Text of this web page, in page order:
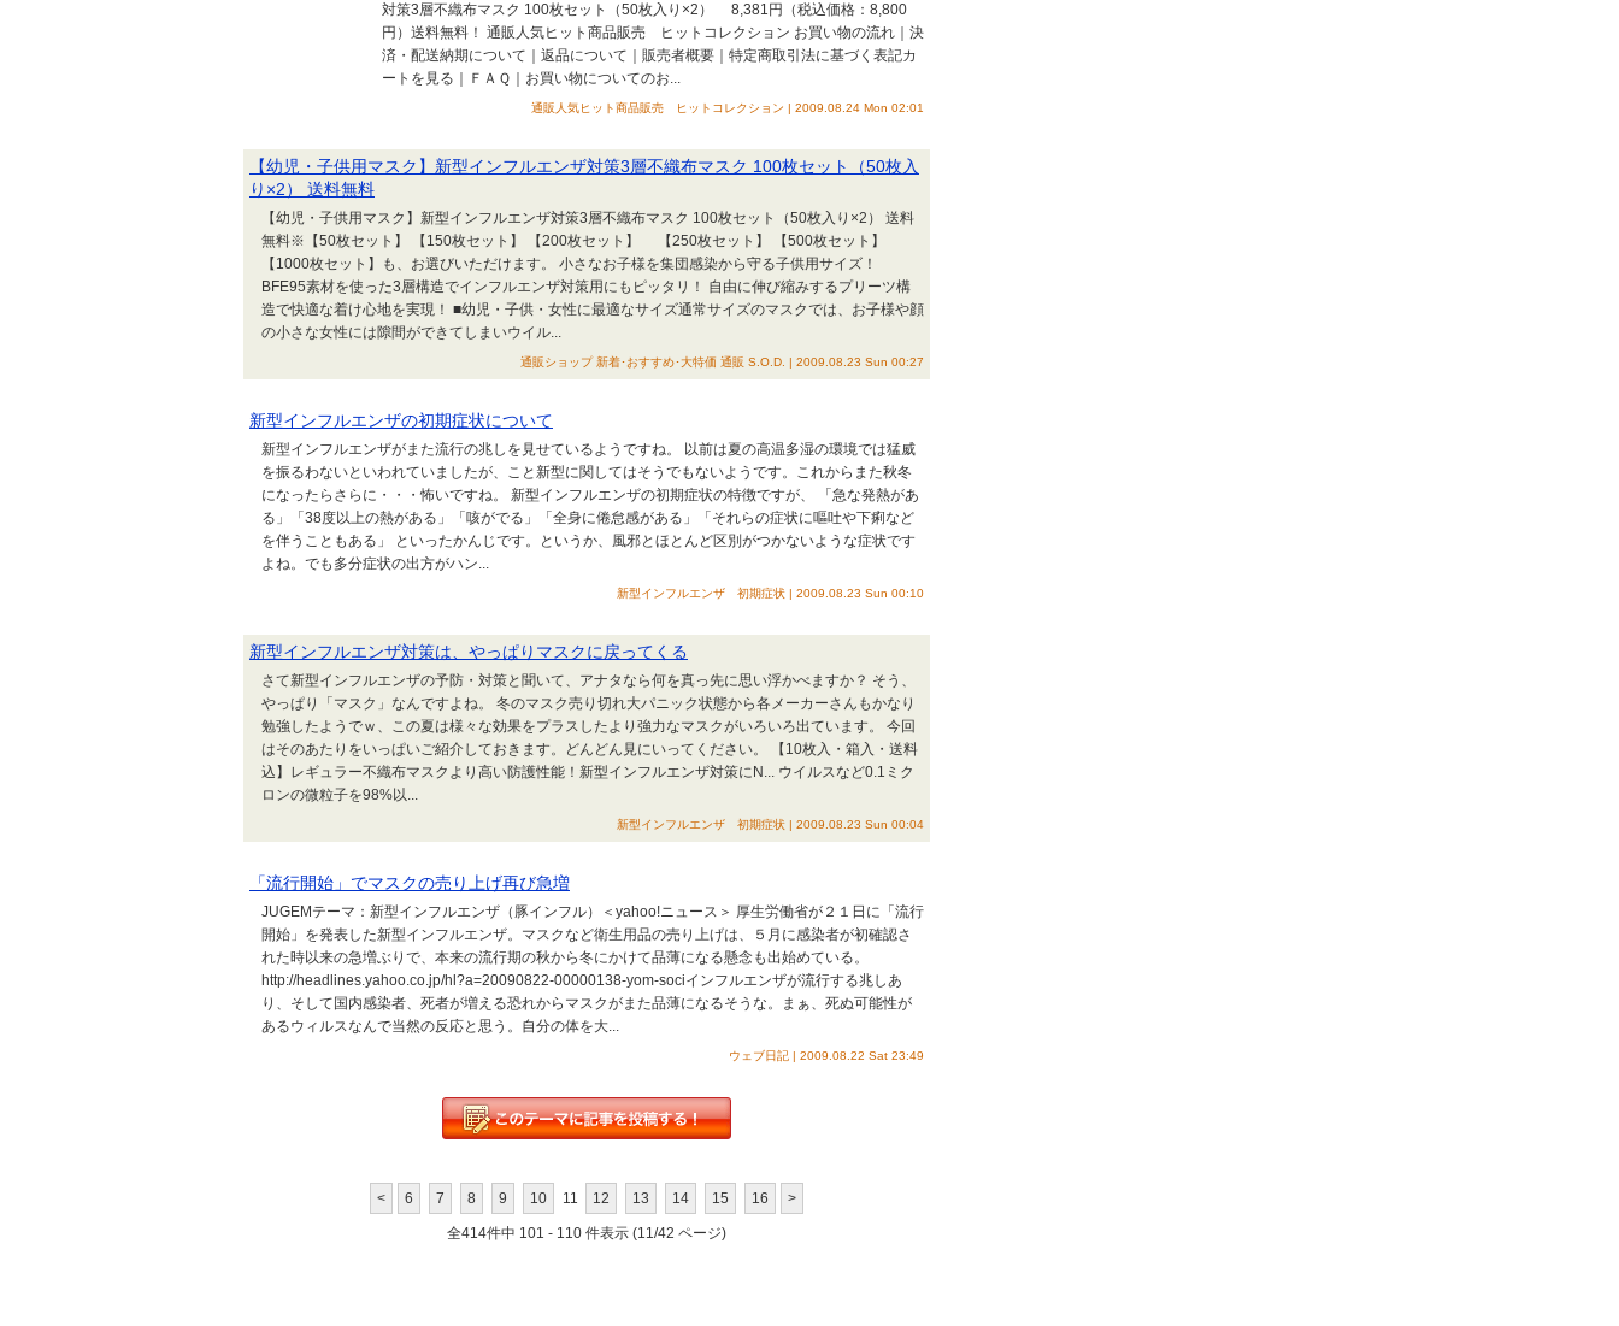
対策3層不織布マスク 100枚セット（50枚入り×2） 8,381円（税込価格：8,800
円）送料無料！ 通販人気ヒット商品販売 ヒットコレクション お買い物の流れ｜決
済・配送納期について｜返品について｜販売者概要｜特定商取引法に基づく表記カ
ートを見る｜ＦＡＱ｜お買い物についてのお...
通販人気ヒット商品販売 ヒットコレクション | 2009.08.24 Mon 02:01
【幼児・子供用マスク】新型インフルエンザ対策3層不織布マスク 100枚セット（50枚入
り×2） 送料無料
【幼児・子供用マスク】新型インフルエンザ対策3層不織布マスク 100枚セット（50枚入り×2） 送料
無料※【50枚セット】 【150枚セット】 【200枚セット】 【250枚セット】 【500枚セット】
【1000枚セット】も、お選びいただけます。 小さなお子様を集団感染から守る子供用サイズ！
BFE95素材を使った3層構造でインフルエンザ対策用にもピッタリ！ 自由に伸び縮みするプリーツ構
造で快適な着け心地を実現！ ■幼児・子供・女性に最適なサイズ通常サイズのマスクでは、お子様や顔
の小さな女性には隙間ができてしまいウイル...
通販ショップ 新着･おすすめ･大特価 通販 S.O.D. | 2009.08.23 Sun 00:27
新型インフルエンザの初期症状について
新型インフルエンザがまた流行の兆しを見せているようですね。 以前は夏の高温多湿の環境では猛威
を振るわないといわれていましたが、こと新型に関してはそうでもないようです。これからまた秋冬
になったらさらに・・・怖いですね。 新型インフルエンザの初期症状の特徴ですが、 「急な発熱があ
る」「38度以上の熱がある」「咳がでる」「全身に倦怠感がある」「それらの症状に嘔吐や下痢など
を伴うこともある」 といったかんじです。というか、風邪とほとんど区別がつかないような症状です
よね。でも多分症状の出方がハン...
新型インフルエンザ 初期症状 | 2009.08.23 Sun 00:10
新型インフルエンザ対策は、やっぱりマスクに戻ってくる
さて新型インフルエンザの予防・対策と聞いて、アナタなら何を真っ先に思い浮かべますか？ そう、
やっぱり「マスク」なんですよね。 冬のマスク売り切れ大パニック状態から各メーカーさんもかなり
勉強したようでｗ、この夏は様々な効果をプラスしたより強力なマスクがいろいろ出ています。 今回
はそのあたりをいっぱいご紹介しておきます。どんどん見にいってください。 【10枚入・箱入・送料
込】レギュラー不織布マスクより高い防護性能！新型インフルエンザ対策にN... ウイルスなど0.1ミク
ロンの微粒子を98%以...
新型インフルエンザ 初期症状 | 2009.08.23 Sun 00:04
「流行開始」でマスクの売り上げ再び急増
JUGEMテーマ：新型インフルエンザ（豚インフル）＜yahoo!ニュース＞ 厚生労働省が２１日に「流行
開始」を発表した新型インフルエンザ。マスクなど衛生用品の売り上げは、５月に感染者が初確認さ
れた時以来の急増ぶりで、本来の流行期の秋から冬にかけて品薄になる懸念も出始めている。
http://headlines.yahoo.co.jp/hl?a=20090822-00000138-yom-sociインフルエンザが流行する兆しあ
り、そして国内感染者、死者が増える恐れからマスクがまた品薄になるそうな。まぁ、死ぬ可能性が
あるウィルスなんで当然の反応と思う。自分の体を大...
ウェブ日記 | 2009.08.22 Sat 23:49
< 6 7 8 9 10 11 12 13 14 15 16 >
全414件中 101 - 110 件表示 (11/42 ページ)